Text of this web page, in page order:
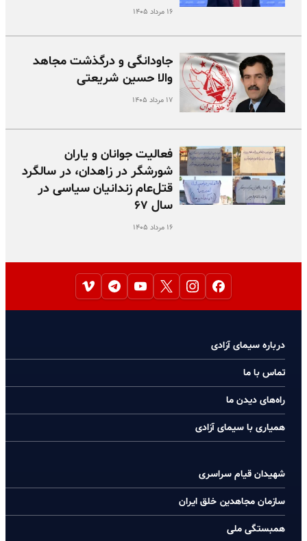
۱۶ مرداد ۱۴۰۵
جاودانگی و درگذشت مجاهد
والا حسین شریعتی
۱۷ مرداد ۱۴۰۵
فعالیت جوانان و یاران
شورشگر در زاهدان، در سالگرد
قتل‌عام زندانیان سیاسی در
سال ۶۷
۱۶ مرداد ۱۴۰۵
درباره سیمای آزادی
تماس با ما
راه‌های دیدن ما
همیاری با سیمای آزادی
شهیدان قیام سراسری
سازمان مجاهدین خلق ایران
همبستگی ملی